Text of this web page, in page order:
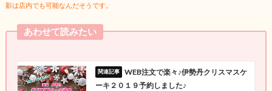
影は店内でも可能なんだそうです。
あわせて読みたい
WEB注文で楽々♪伊勢丹クリスマスケ
ーキ２０１９予約しました♪